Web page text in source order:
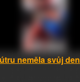
neměla svůj den